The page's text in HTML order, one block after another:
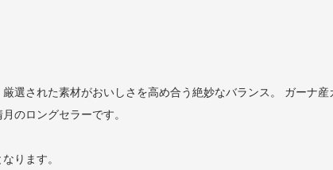
選された素材がおいしさを高め合う絶妙なバランス。 ガーナ
のロングセラーです。
ります。